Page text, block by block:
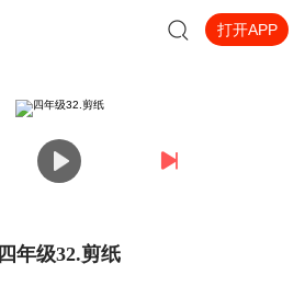
打开APP
四年级32.剪纸